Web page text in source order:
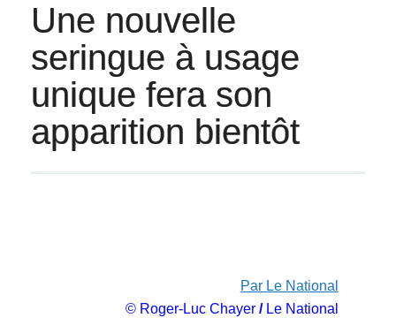
Une nouvelle
seringue à usage
unique fera son
apparition bientôt
Par Le National
© Roger-Luc Chayer/Le National